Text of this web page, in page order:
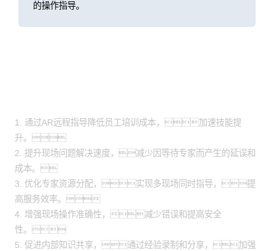
的操作指导。
1. 通过AR远程指导降低员工培训成本，加速技能提
升。
2. 提升现场问题解决速度，减少因等待专家而产生的延误和
成本。
3. 优化专家资源分配，实现多现场同时指导，提
高服务效率。
4. 增强现场操作准确性，减少错误和提高安全
性。
5. 促进内部知识共享，通过经验录制和分享，加强